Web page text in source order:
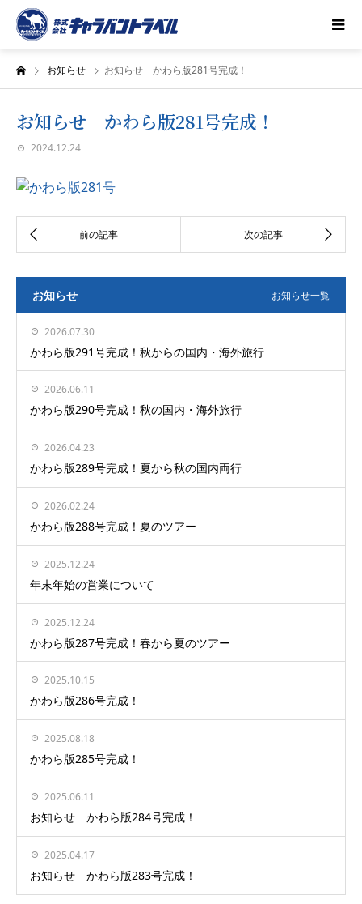
お知らせ お知らせ かわら版281号完成！
お知らせ かわら版281号完成！
2024.12.24
お知らせ お知らせ一覧
2026.07.30
かわら版291号完成！秋からの国内・海外旅行
2026.06.11
かわら版290号完成！秋の国内・海外旅行
2026.04.23
かわら版289号完成！夏から秋の国内両行
2026.02.24
かわら版288号完成！夏のツアー
2025.12.24
年末年始の営業について
2025.12.24
かわら版287号完成！春から夏のツアー
2025.10.15
かわら版286号完成！
2025.08.18
かわら版285号完成！
2025.06.11
お知らせ かわら版284号完成！
2025.04.17
お知らせ かわら版283号完成！